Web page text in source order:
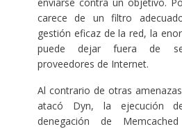
carece de un filtro
gestión eficaz de la red, la
puede dejar fuera de
proveedores de Internet.
Al contrario de otras
atacó Dyn, la ejecución
denegación de